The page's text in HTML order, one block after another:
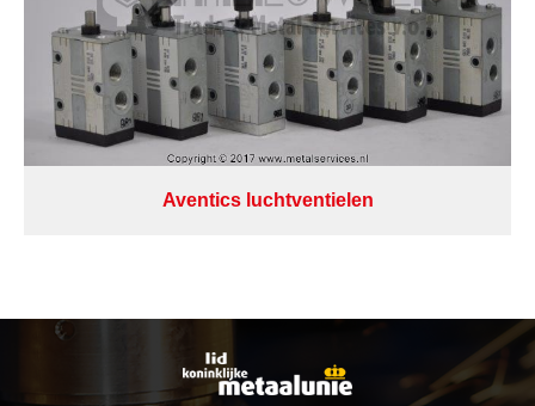
Aventics luchtventielen